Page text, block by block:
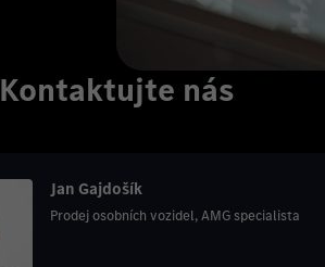
Kontaktujte nás
Jan Gajdošík
Prodej osobních vozidel, AMG specialista